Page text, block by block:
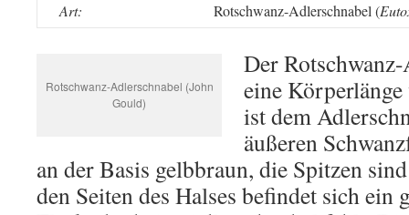
Art:
Rotschwanz-Adlerschnabel (
Rotschwanz-Adlerschnabel (John
Gould)
Der
eine
ist dem
äußeren
an der Basis gelbbraun, die Spitzen
den Seiten des Halses befindet sich ein